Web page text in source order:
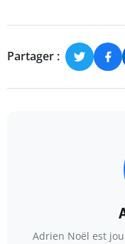
Partager :
Adrien Noël est